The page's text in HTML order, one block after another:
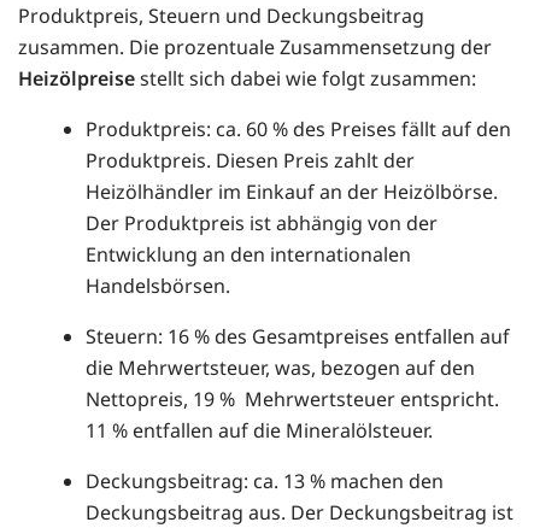
Produktpreis, Steuern und Deckungsbeitrag
zusammen. Die prozentuale Zusammensetzung der
Heizölpreisestellt sich dabei wie folgt zusammen:
Produktpreis: ca. 60 % des Preises fällt auf den
Produktpreis. Diesen Preis zahlt der
Heizölhändler im Einkauf an der Heizölbörse.
Der Produktpreis ist abhängig von der
Entwicklung an den internationalen
Handelsbörsen.
Steuern: 16 % des Gesamtpreises entfallen auf
die Mehrwertsteuer, was, bezogen auf den
Nettopreis, 19 % Mehrwertsteuer entspricht.
11 % entfallen auf die Mineralölsteuer.
Deckungsbeitrag: ca. 13 % machen den
Deckungsbeitrag aus. Der Deckungsbeitrag ist